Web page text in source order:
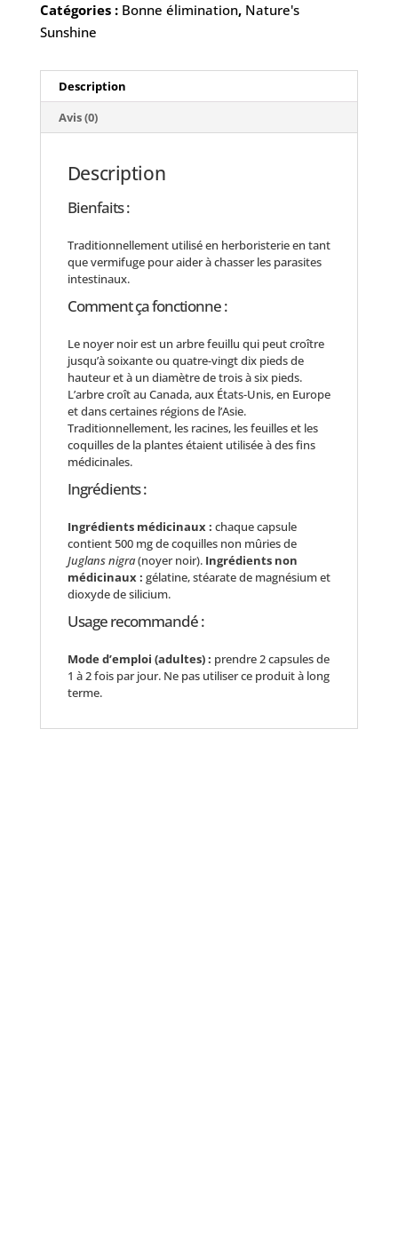
Catégories : Bonne élimination, Nature's
Sunshine
Description
Avis (0)
Description
Bienfaits :
Traditionnellement utilisé en herboristerie en tant
que vermifuge pour aider à chasser les parasites
intestinaux.
Comment ça fonctionne :
Le noyer noir est un arbre feuillu qui peut croître
jusqu’à soixante ou quatre-vingt dix pieds de
hauteur et à un diamètre de trois à six pieds.
L’arbre croît au Canada, aux États-Unis, en Europe
et dans certaines régions de l’Asie.
Traditionnellement, les racines, les feuilles et les
coquilles de la plantes étaient utilisée à des fins
médicinales.
Ingrédients :
Ingrédients médicinaux : chaque capsule
contient 500 mg de coquilles non mûries de
Juglans nigra(noyer noir). Ingrédients non
médicinaux : gélatine, stéarate de magnésium et
dioxyde de silicium.
Usage recommandé :
Mode d’emploi (adultes) : prendre 2 capsules de
1 à 2 fois par jour. Ne pas utiliser ce produit à long
terme.